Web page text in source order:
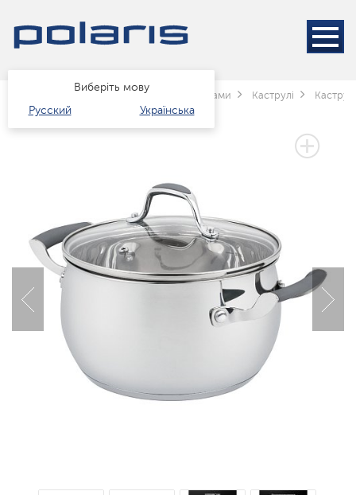
Виберіть мову
Русский
Українська
Каталог Посуд за типами Каструлі